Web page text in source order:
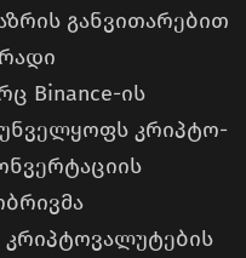
განვითარებით
Binance-ის
კრიპტო-